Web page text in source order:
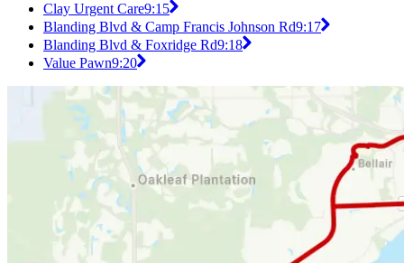
Clay Urgent Care9:15
Blanding Blvd & Camp Francis Johnson Rd9:17
Blanding Blvd & Foxridge Rd9:18
Value Pawn9:20